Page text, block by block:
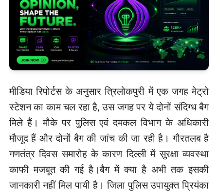
मीडिया रिपोर्टस के अनुसार त्रिलोकपुरी में एक जगह मेट्रो
स्टेशन का काम चल रहा है, उस जगह पर ये दोनों संदिग्ध बैग
मिले हैं। मौके पर पुलिस एवं दमकल विभाग के अधिकारी
मौजूद हैं और दोनों बैग की जांच की जा रही है। गौरतलब है
गणतंत्र दिवस समारोह के कारण दिल्‍ली में सुरक्षा व्‍यवस्‍था
काफी मजबूत की गई है।बैग में क्या है अभी तक इसकी
जानकारी नहीं मिल पायी है। जिला पुलिस उपायुक्त प्रियंका